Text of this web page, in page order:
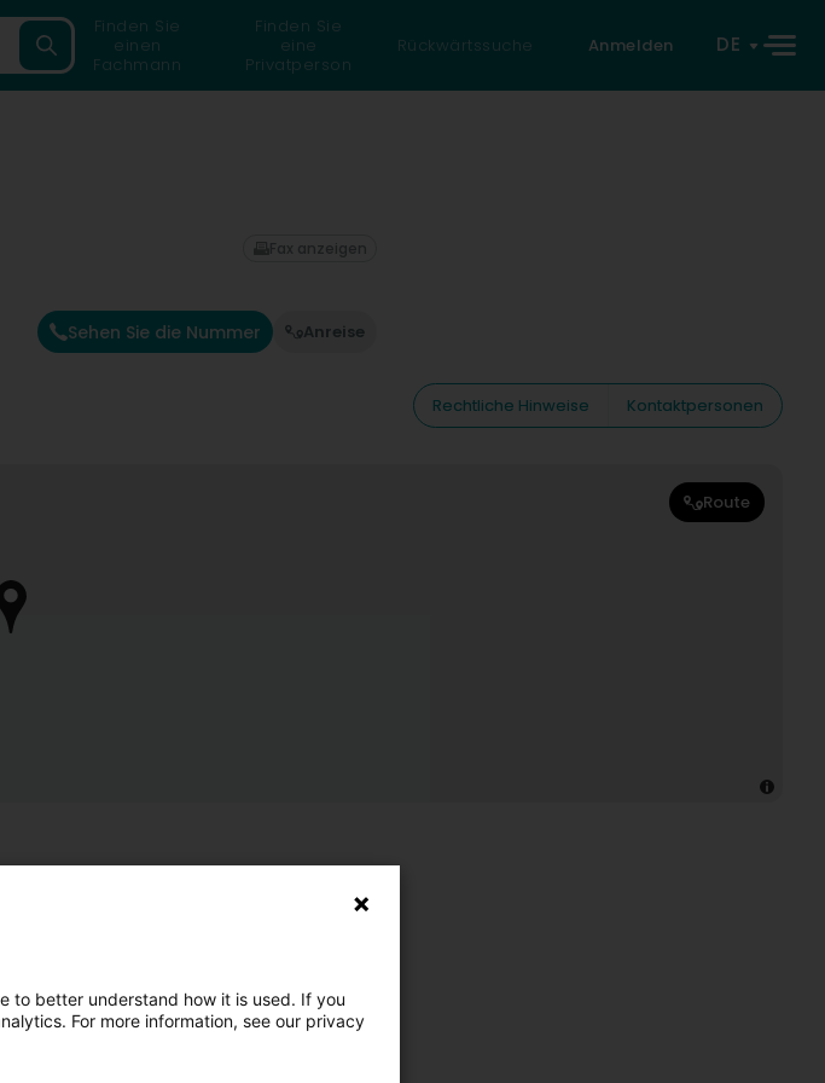
Finden Sie
einen
Fachmann
Finden Sie
eine
Privatperson
Rückwärtssuche Anmelden DE
Sehen Sie die Nummer Anreise
Fax anzeigen
Rechtliche Hinweise
Kontaktpersonen
Route
to better understand how it is used. If you
For more information, see our privacy